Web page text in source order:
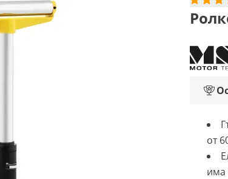
от
има